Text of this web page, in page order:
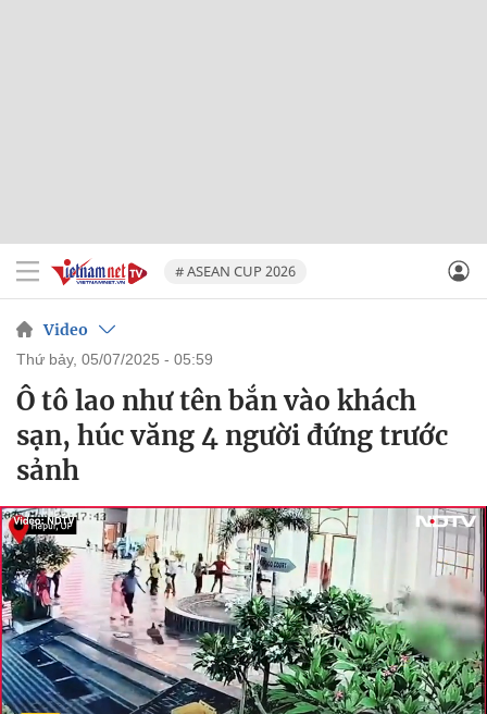
# ASEAN CUP 2026
Video
thứ bảy, 05/07/2025 - 05:59
Ô tô lao như tên bắn vào khách
sạn, húc văng 4 người đứng trước
sảnh